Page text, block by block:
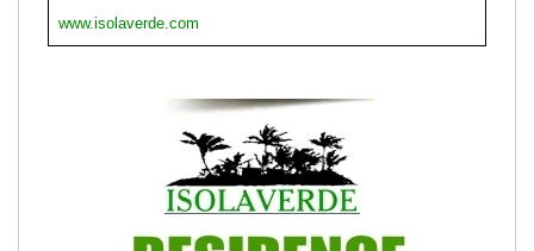
www.isolaverde.com